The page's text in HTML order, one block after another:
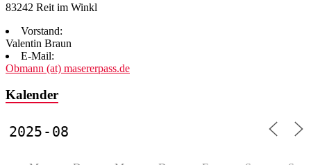
83242 Reit im Winkl
Vorstand:
Valentin Braun
E-Mail:
Obmann (at) masererpass.de
Kalender